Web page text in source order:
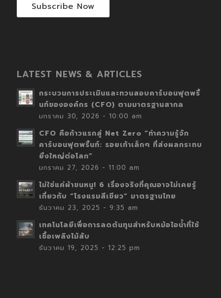
Subscribe Now
LATEST NEWS & ARTICLES
กระบวนการประเมินและทวนสอบคาร์บอนฟุตพริ้
นท์ขององค์กร (CFO) ตามมาตรฐานสากล
มกราคม 30, 2026 - 10:00 am
CFO คือก้าวแรกสู่ Net Zero “ทำความรู้จัก
คาร์บอนฟุตพริ้นท์: รอยเท้าเล็กๆ ที่ส่งผลกระทบ
ยิ่งใหญ่ต่อโลก”
มกราคม 27, 2026 - 11:00 am
ไม่ใช่แค่ผ้าขนหนู! 6 เรื่องจริงที่คุณอาจไม่เคยรู้
เกี่ยวกับ “โรงแรมสีเขียว” มาตรฐานไทย
ธันวาคม 23, 2025 - 9:35 am
เทคโนโลยีเพื่อการลดต้นทุนสำหรับหม้อไอน้ำที่ใช้
เชื้อเพลิงไม้สับ
ธันวาคม 19, 2025 - 12:25 pm